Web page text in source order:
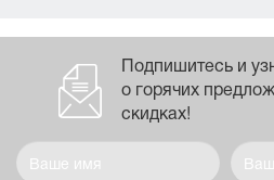
Подпишитесь и
о горячих
скидках!